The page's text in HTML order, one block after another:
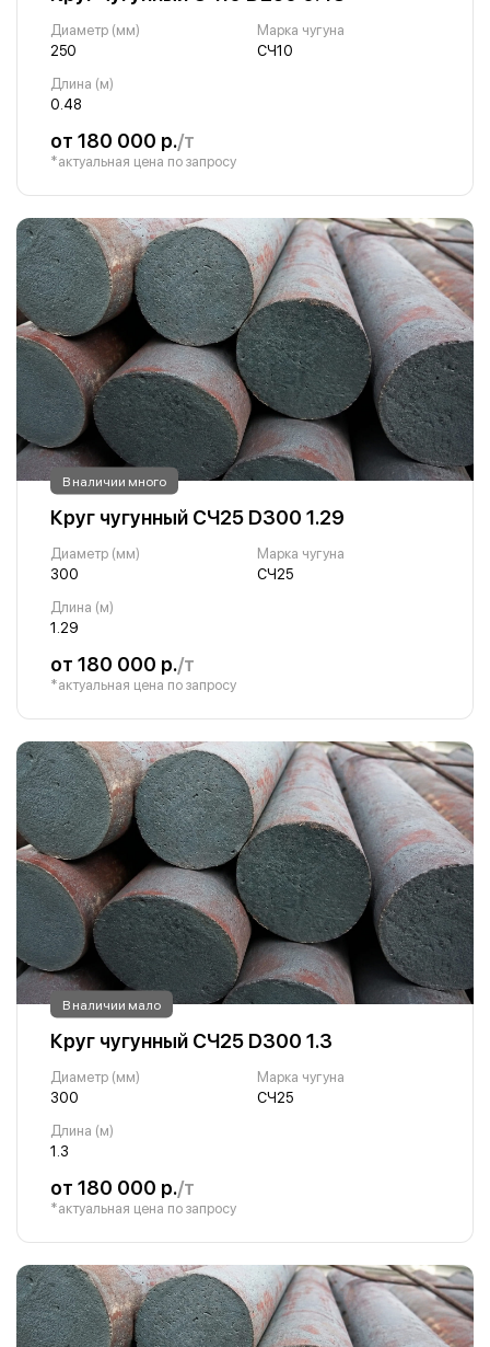
Диаметр (мм)
250
Марка чугуна
СЧ10
Длина (м)
0.48
от 180 000 р./т
*актуальная цена по запросу
В наличии много
Круг чугунный СЧ25 D300 1.29
Диаметр (мм)
300
Марка чугуна
СЧ25
Длина (м)
1.29
от 180 000 р./т
*актуальная цена по запросу
В наличии мало
Круг чугунный СЧ25 D300 1.3
Диаметр (мм)
300
Марка чугуна
СЧ25
Длина (м)
1.3
от 180 000 р./т
*актуальная цена по запросу